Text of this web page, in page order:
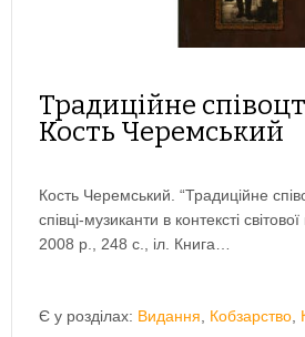
Традиційне
Кость Черемський
Кость Черемський. “Традиційне
співці-музиканти в контексті
2008 р., 248 с., іл. Книга…
Є у розділах: Видання Кобзарство